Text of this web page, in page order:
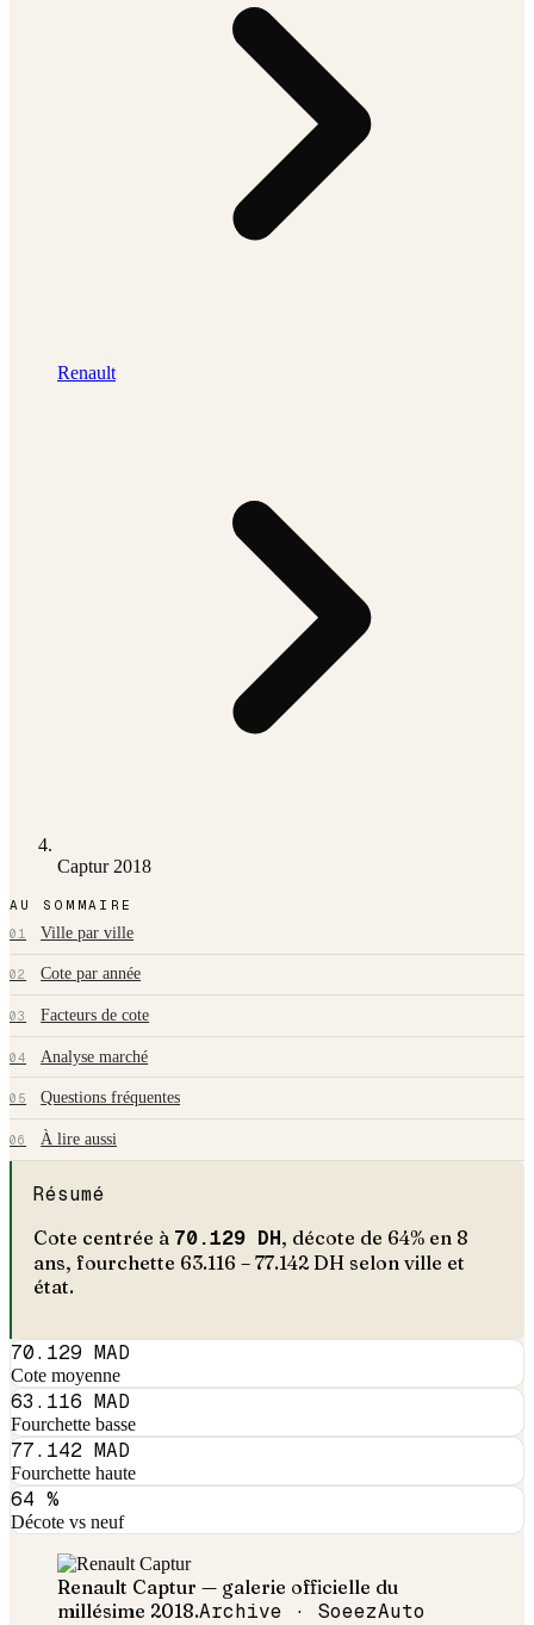
Renault
Captur 2018
AU SOMMAIRE
01 Ville par ville
02 Cote par année
03 Facteurs de cote
04 Analyse marché
05 Questions fréquentes
06 À lire aussi
Résumé
Cote centrée à 70.129DH, décote de 64% en 8
ans, fourchette 63.116 – 77.142DH selon ville et
état.
70.129 MAD
Cote moyenne
63.116 MAD
Fourchette basse
77.142 MAD
Fourchette haute
64 %
Décote vs neuf
Renault Captur — galerie officielle du
millésime 2018.Archive · SoeezAuto